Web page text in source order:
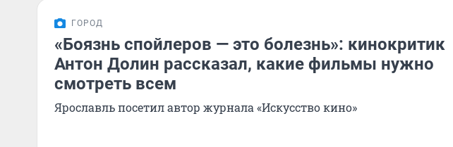
ГОРОД
«Боязнь спойлеров — это болезнь»: кинокритик
Антон Долин рассказал, какие фильмы нужно
смотреть всем
Ярославль посетил автор журнала «Искусство кино»